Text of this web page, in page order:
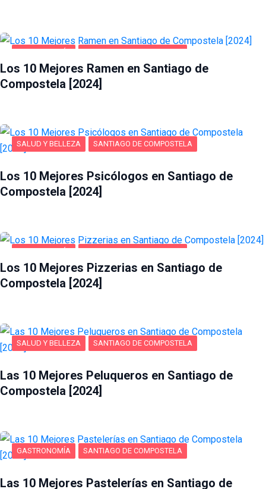
Los 10 Mejores Ramen en Santiago de
Compostela [2024]
SALUD Y BELLEZA SANTIAGO DE COMPOSTELA
Los 10 Mejores Psicólogos en Santiago de
Compostela [2024]
Los 10 Mejores Pizzerias en Santiago de
Compostela [2024]
SALUD Y BELLEZA SANTIAGO DE COMPOSTELA
Las 10 Mejores Peluqueros en Santiago de
Compostela [2024]
GASTRONOMÍA SANTIAGO DE COMPOSTELA
Las 10 Mejores Pastelerías en Santiago de